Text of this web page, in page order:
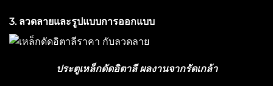
3. ลวดลายและรูปแบบการออกแบบ
ประตูเหล็กดัดอิตาลีผลงานจากรัดเกล้า